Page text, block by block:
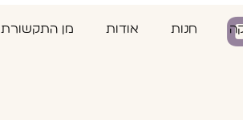
חנות אודות מן התקשורת